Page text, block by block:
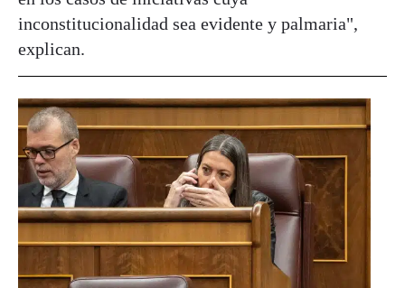
inconstitucionalidad sea evidente y palmaria",
explican.